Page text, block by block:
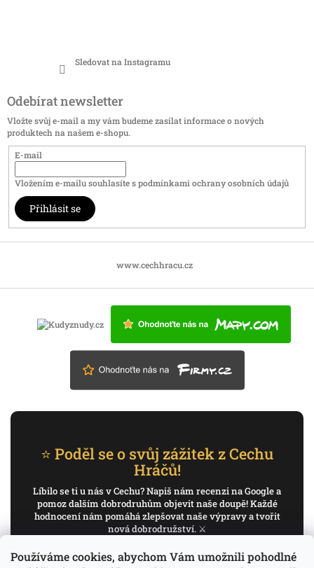
Používáme cookies, abychom Vám umožnili pohodlné
Sledovat na Instagramu
Odebírat newsletter
Vložte svůj e-mail a my vám budeme zasílat informace o nových
produktech na našem e-shopu.
E-mail
Vložením e-mailu souhlasíte spodmínkami ochrany osobních údajů
Přihlásit se
www.cechhracu.cz
⭐ Poděl se o svůj zážitek z Cechu
Hráčů!
Líbilo se ti u nás v Cechu? Napiš nám recenzi na Google a
pomoz dalším dobrodruhům objevit naše doupě! Každé
hodnocení nám pomáhá zlepšovat naše výpravy a tvořit
nová dobrodružství. ⚔️
✍️ Napiš recenzi na Google